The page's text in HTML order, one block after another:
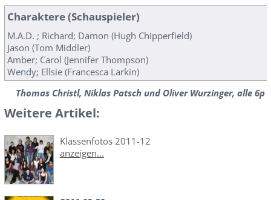
Charaktere (Schauspieler)
M.A.D. ; Richard; Damon (Hugh Chipperfield)
Jason (Tom Middler)
Amber; Carol (Jennifer Thompson)
Wendy; Ellsie (Francesca Larkin)
Thomas Christl, Niklas Patsch und Oliver Wurzinger, alle 6p
Weitere Artikel:
Klassenfotos 2011-12
anzeigen...